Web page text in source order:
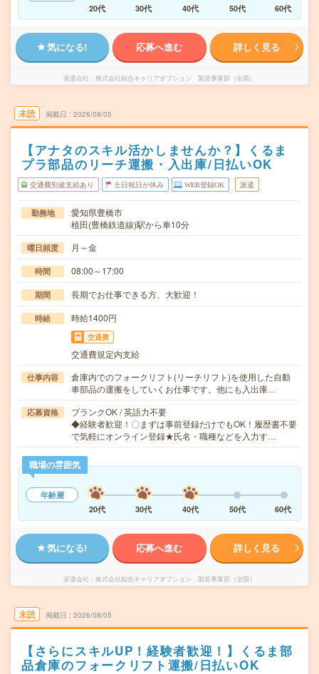
20代 30代 40代 50代 60代
気になる! 応募へ進む 詳しく見る
派遣会社 株式会社綜合キャリアオプション 製造事業部（全国）
未読 掲載日 2026/08/05
【アナタのスキル活かしませんか？】くるま
プラ部品のリーチ運搬・入出庫/日払いOK
交通費別途支給あり 土日祝日が休み WEB登録OK 派遣
勤務地
愛知県豊橋市
植田(豊橋鉄道線)駅から車10分
曜日頻度 月～金
時間 08:00～17:00
期間 長期でお仕事できる方、大歓迎！
時給 時給1400円
交通費
交通費規定内支給
仕事内容
倉庫内でのフォークリフト(リーチリフト)を使用した自動
車部品の運搬をしていくお仕事です。他にも入出庫…
応募資格
ブランクOK / 英語力不要
◆経験者歓迎！〇まずは事前登録だけでもOK！履歴書不要
で気軽にオンライン登録★氏名・職種などを入力す…
職場の雰囲気
年齢層
20代
30代 40代 50代 60代
気になる! 応募へ進む 詳しく見る
派遣会社 株式会社綜合キャリアオプション 製造事業部（全国）
未読 掲載日 2026/08/05
【さらにスキルUP！経験者歓迎！】くるま部
品倉庫のフォークリフト運搬/日払いOK